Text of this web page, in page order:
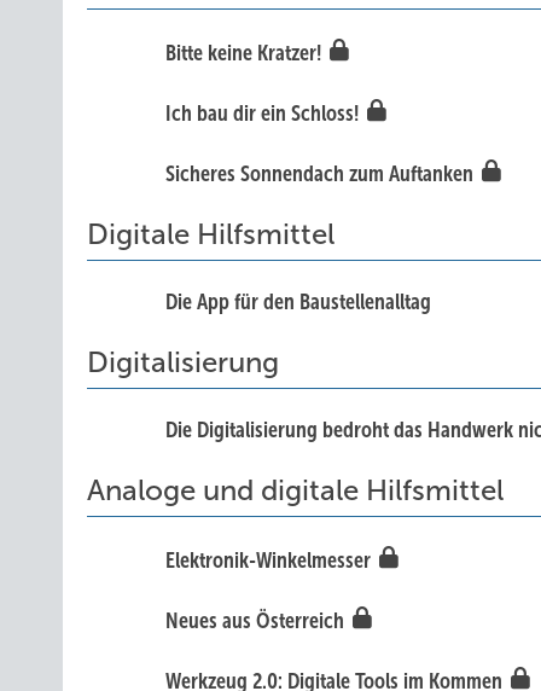
Bitte keine Kratzer!
Ich bau dir ein Schloss!
Sicheres Sonnendach zum Auftanken
Digitale Hilfsmittel
Die App für den Baustellenalltag
Digitalisierung
Die Digitalisierung bedroht das Handwerk
Analoge und digitale Hilfsmittel
Elektronik-Winkelmesser
Neues aus Österreich
Werkzeug 2.0: Digitale Tools im Kommen